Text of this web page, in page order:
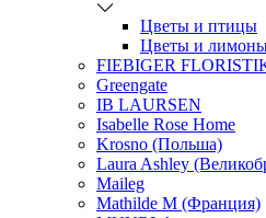
Цветы и птицы
Цветы и
FIEBIGER
Greengate
IB LAURSEN
Isabelle Rose Home
Krosno (Польша)
Laura Ashley
Maileg
Mathilde M (Франция)